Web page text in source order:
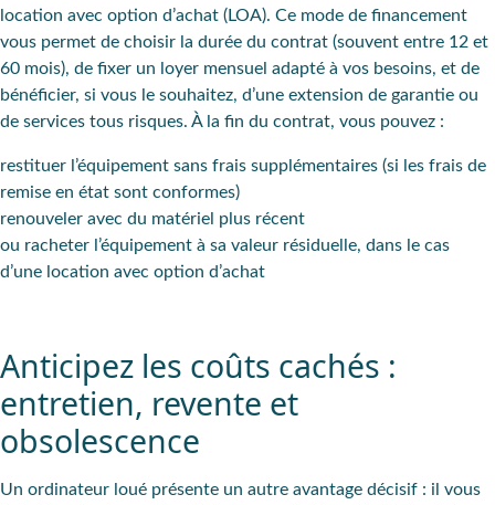
location avec option d’achat (LOA). Ce mode de financement
vous permet de choisir la durée du contrat (souvent entre 12 et
60 mois), de fixer un loyer mensuel adapté à vos besoins, et de
bénéficier, si vous le souhaitez, d’une extension de garantie ou
de services tous risques. À la fin du contrat, vous pouvez :
restituer l’équipement sans frais supplémentaires (si les frais de
remise en état sont conformes)
renouveler avec du matériel plus récent
ou racheter l’équipement à sa valeur résiduelle, dans le cas
d’une location avec option d’achat
Anticipez les coûts cachés :
entretien, revente et
obsolescence
Un ordinateur loué présente un autre avantage décisif : il vous